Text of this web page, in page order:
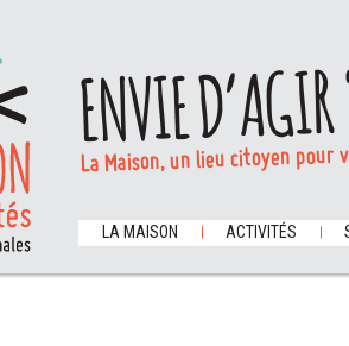
ENVIE
La Maison, un lieu citoyen
LA MAISON ACTIVITÉS